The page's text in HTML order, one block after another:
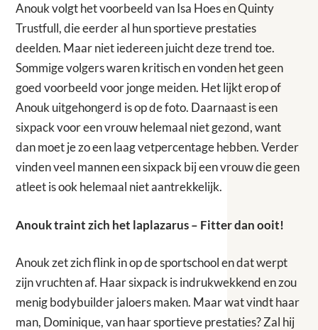
Anouk volgt het voorbeeld van Isa Hoes en Quinty
Trustfull, die eerder al hun sportieve prestaties
deelden. Maar niet iedereen juicht deze trend toe.
Sommige volgers waren kritisch en vonden het geen
goed voorbeeld voor jonge meiden. Het lijkt erop of
Anouk uitgehongerd is op de foto. Daarnaast is een
sixpack voor een vrouw helemaal niet gezond, want
dan moet je zo een laag vetpercentage hebben. Verder
vinden veel mannen een sixpack bij een vrouw die geen
atleet is ook helemaal niet aantrekkelijk.
Anouk traint zich het laplazarus – Fitter dan ooit!
Anouk zet zich flink in op de sportschool en dat werpt
zijn vruchten af. Haar sixpack is indrukwekkend en zou
menig bodybuilder jaloers maken. Maar wat vindt haar
man, Dominique, van haar sportieve prestaties? Zal hij